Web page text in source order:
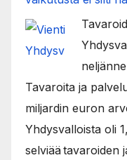
Tavaroita ja
miljardin euron
Yhdysvalloista oli
selviää tavaroiden